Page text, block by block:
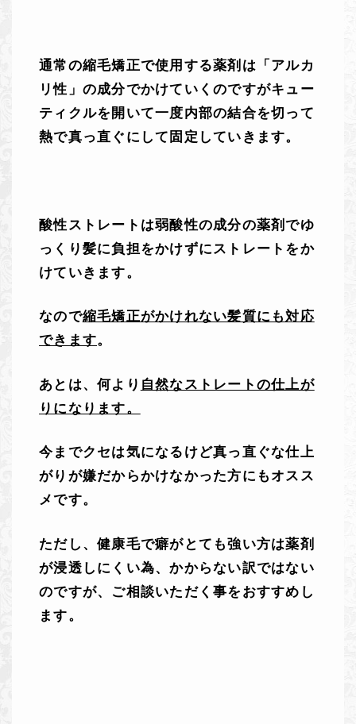
通常の縮毛矯正で使用する薬剤は「アルカ
リ性」の成分でかけていくのですがキュー
ティクルを開いて一度内部の結合を切って
熱で真っ直ぐにして固定していきます。
酸性ストレートは弱酸性の成分の薬剤でゆ
っくり髪に負担をかけずにストレートをか
けていきます。
なので縮毛矯正がかけれない髪質にも対応
できます。
あとは、何より 自然なストレートの仕上が
りになります。
今までクセは気になるけど真っ直ぐな仕上
がりが嫌だからかけなかった方にもオスス
メです。
ただし、健康毛で癖がとても強い方は薬剤
が浸透しにくい為、かからない訳ではない
のですが、ご相談いただく事をおすすめし
ます。